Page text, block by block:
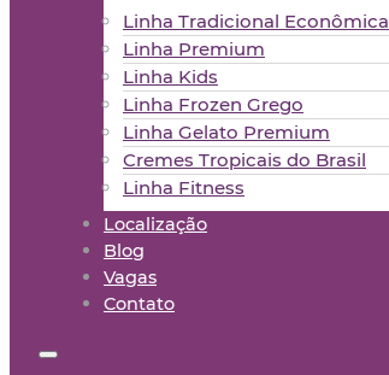
Linha Tradicional Econômica
Linha Premium
Linha Kids
Linha Frozen Grego
Linha Gelato Premium
Cremes Tropicais do Brasil
Linha Fitness
Localização
Blog
Vagas
Contato